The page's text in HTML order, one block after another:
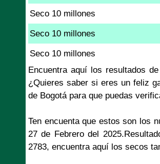
Seco 10 millones
Seco 10 millones
Seco 10 millones
Encuentra aquí los resultados
¿Quieres saber si eres un feliz
de Bogotá para que puedas
Ten encuenta que estos son los
27 de Febrero del
2783, encuentra aquí los secos